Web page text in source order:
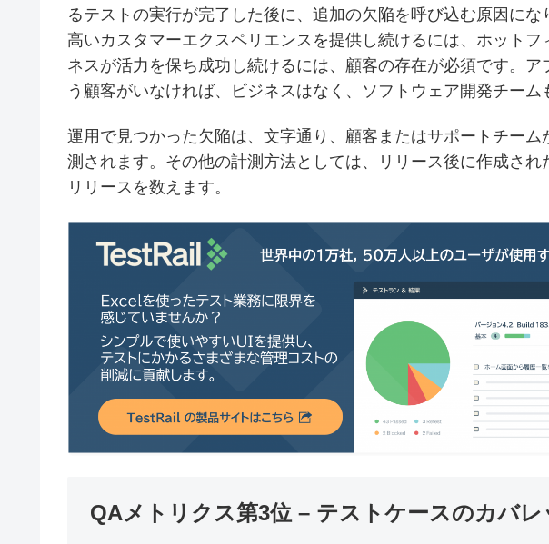
るテストの実行が完了した後に、追加の欠陥を呼び込む原因に
高いカスタマーエクスペリエンスを提供し続けるには、ホット
ネスが活力を保ち成功し続けるには、顧客の存在が必須です。
う顧客がいなければ、ビジネスはなく、ソフトウェア開発チーム
運用で見つかった欠陥は、文字通り、顧客またはサポートチー
測されます。その他の計測方法としては、リリース後に作成さ
リリースを数えます。
QAメトリクス第3位 – テストケースのカバレ